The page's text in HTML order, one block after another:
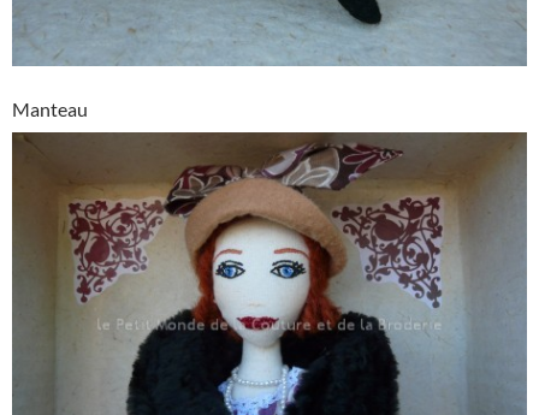
Manteau